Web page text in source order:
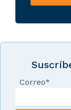
Correo*